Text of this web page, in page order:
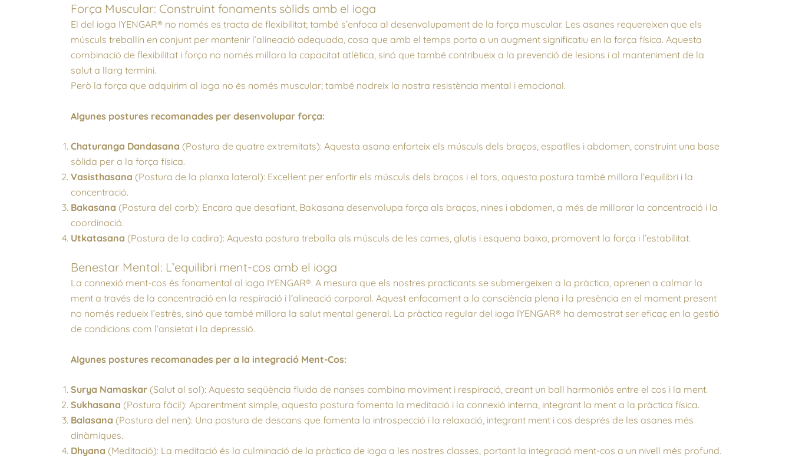
Força Muscular: Construint fonaments sòlids amb el ioga
El del ioga IYENGAR® no només es tracta de flexibilitat; també s’enfoca al desenvolupament de la força muscular. Les asanes requereixen que els
músculs treballin en conjunt per mantenir l’alineació adequada, cosa que amb el temps porta a un augment significatiu en la força física. Aquesta
combinació de flexibilitat i força no només millora la capacitat atlètica, sinó que també contribueix a la prevenció de lesions i al manteniment de la
salut a llarg termini.
Però la força que adquirim al ioga no és només muscular; també nodreix la nostra resistència mental i emocional.
Algunes postures recomanades per desenvolupar força:
Chaturanga Dandasana (Postura de quatre extremitats): Aquesta asana enforteix els músculs dels braços, espatlles i abdomen, construint una base
sòlida per a la força física.
Vasisthasana (Postura de la planxa lateral): Excel·lent per enfortir els músculs dels braços i el tors, aquesta postura també millora l’equilibri i la
concentració.
Bakasana (Postura del corb): Encara que desafiant, Bakasana desenvolupa força als braços, nines i abdomen, a més de millorar la concentració i la
coordinació.
Utkatasana (Postura de la cadira): Aquesta postura treballa als músculs de les cames, glutis i esquena baixa, promovent la força i l’estabilitat.
Benestar Mental: L’equilibri ment-cos amb el ioga
La connexió ment-cos és fonamental al ioga IYENGAR®. A mesura que els nostres practicants se submergeixen a la pràctica, aprenen a calmar la
ment a través de la concentració en la respiració i l’alineació corporal. Aquest enfocament a la consciència plena i la presència en el moment present
no només redueix l’estrès, sinó que també millora la salut mental general. La pràctica regular del ioga IYENGAR® ha demostrat ser eficaç en la gestió
de condicions com l’ansietat i la depressió.
Algunes postures recomanades per a la integració Ment-Cos:
Surya Namaskar (Salut al sol): Aquesta seqüència fluida de nanses combina moviment i respiració, creant un ball harmoniós entre el cos i la ment.
Sukhasana (Postura fàcil): Aparentment simple, aquesta postura fomenta la meditació i la connexió interna, integrant la ment a la pràctica física.
Balasana (Postura del nen): Una postura de descans que fomenta la introspecció i la relaxació, integrant ment i cos després de les asanes més
dinàmiques.
Dhyana (Meditació): La meditació és la culminació de la pràctica de ioga a les nostres classes, portant la integració ment-cos a un nivell més profund.